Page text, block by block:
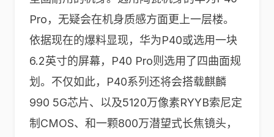
Pro，无疑会在机身质感方面更上一层楼。
依据现在的爆料显现，华为P40或选用一块
6.2英寸的屏幕，P40 Pro则选用了四曲面规
划。不仅如此，P40系列还将会搭载麒麟
990 5G芯片、以及5120万像素RYYB索尼定
制CMOS、和一颗800万潜望式长焦镜头，